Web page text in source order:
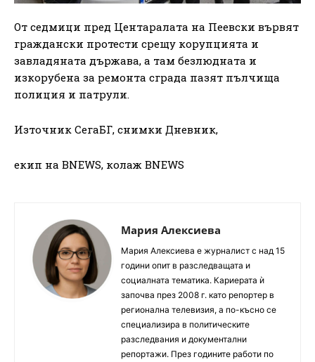
От седмици пред Центаралата на Пеевски вървят
граждански протести срещу корупцията и
завладяната държава, а там безлюдната и
изкорубена за ремонта сграда пазят пълчища
полиция и патрули.
Източник СегаБГ, снимки Дневник,
екип на BNEWS, колаж BNEWS
Мария Алексиева
Мария Алексиева е журналист с над 15
години опит в разследващата и
социалната тематика. Кариерата ѝ
започва през 2008 г. като репортер в
регионална телевизия, а по-късно се
специализира в политическите
разследвания и документални
репортажи. През годините работи по